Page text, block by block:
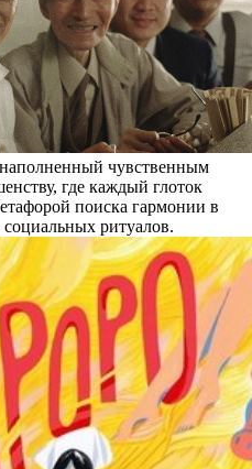
чувственным
где каждый глоток
поиска гармонии в
ритуалов.